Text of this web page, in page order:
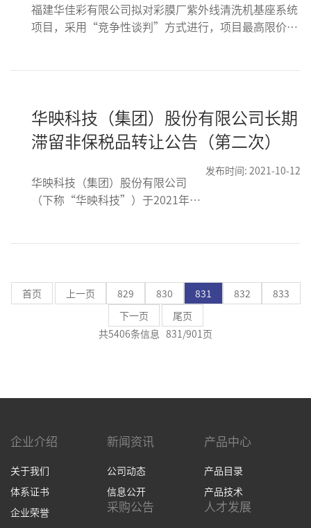
福建华佳彩有限公司拟对彩膜厂紫外线清洗机基座系统
项目，采用“竞争性谈判”方式进行，项目最高限价：
华映科技（集团）股份有限公司长期
滞留非保税品转让公告（第二次）
发布时间: 2021-10-12
华映科技（集团）股份有限公司
（下称“华映科技”）于2021年8
司因其自身原因弃标，华映科技对
非保税品合同包重新进行转让竞
首页 上一页 829 830 831 832
833
下一页
尾页
共5406条信息 831/901页
企业介绍
关于我们
体系证书
企业荣誉
新闻资讯
公司动态
信息公开
产品中心
产品目录
产品技术
采购公告 人才发展